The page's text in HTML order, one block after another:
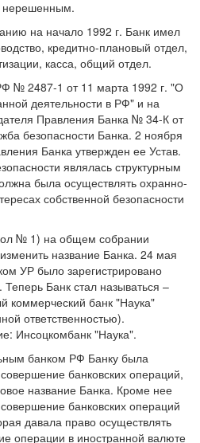
нерешенным.
на начало 1992 г. Банк имел
кредитно-плановый отдел,
касса, общий отдел.
№ 2487-1 от 11 марта 1992 г. "О
деятельности в РФ" и на
Правления Банка № 34-К от
безопасности Банка. 2 ноября
Банка утвержден ее Устав.
являлась структурным
была осуществлять охранно-
собственной безопасности
№ 1) на общем собрании
название Банка. 24 мая
УР было зарегистрировано
Банк стал называться –
коммерческий банк "Наука"
ответственностью).
Инсоцкомбанк "Наука".
банком РФ Банку была
банковских операций,
название Банка. Кроме нее
банковских операций
давала право осуществлять
операции в иностранной валюте